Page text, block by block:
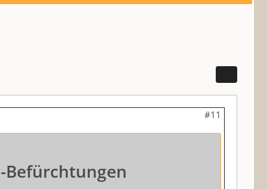
#11
Befürchtungen